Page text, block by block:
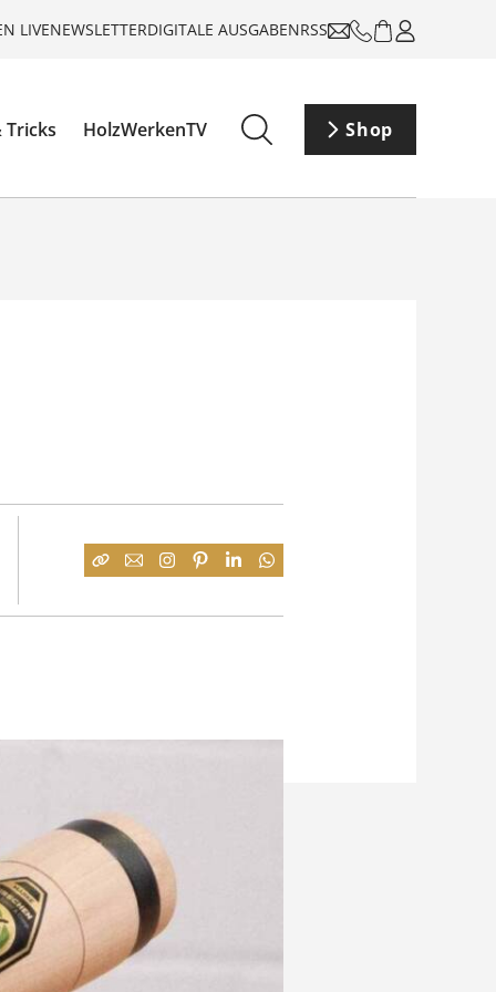
LIVENEWSLETTERDIGITALE AUSGABENRSS
Tricks HolzWerkenTV Shop